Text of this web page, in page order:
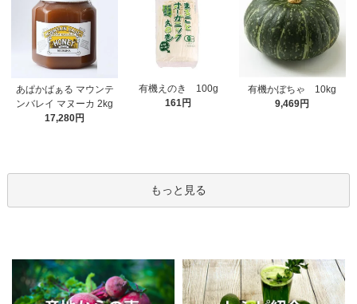
あぱかばぁる マウンテ
ンバレイ マヌーカ 2kg
17,280円
有機えのき 100g
161円
有機かぼちゃ 10kg
9,469円
もっと見る